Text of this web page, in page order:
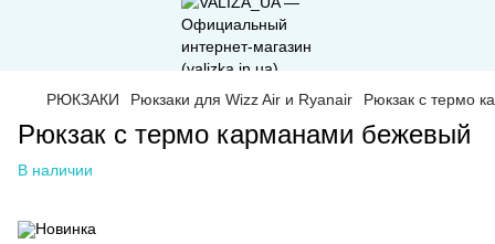
РЮКЗАКИ Рюкзаки для Wizz Air и Ryanair Рюкзак с термо
Рюкзак с термо карманами бежевый
В наличии